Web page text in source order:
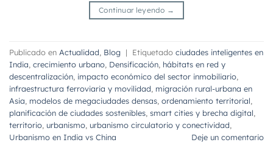
Continuar leyendo →
Publicado en Actualidad Blog | Etiquetado ciudades inteligentes en
India crecimiento urbano Densificación hábitats en red y
descentralización impacto económico del sector inmobiliario
infraestructura ferroviaria y movilidad migración rural-urbana en
Asia modelos de megaciudades densas ordenamiento territorial
planificación de ciudades sostenibles smart cities y brecha digital
territorio urbanismo urbanismo circulatorio y conectividad
Urbanismo en India vs China
Deje un comentario